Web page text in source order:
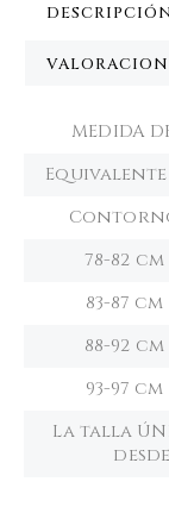
MEDIDA
78-82 cm
83-87 cm
88-92 cm
93-97 cm
La talla